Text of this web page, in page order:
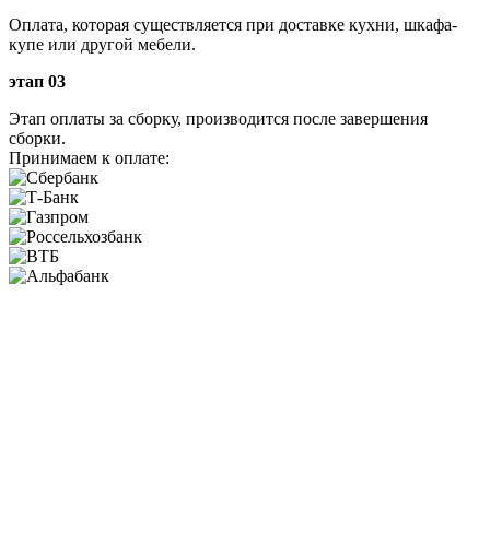
Оплата, которая существляется при доставке кухни, шкафа-
купе или другой мебели.
этап 03
Этап оплаты за сборку, производится после завершения
сборки.
Принимаем к оплате: